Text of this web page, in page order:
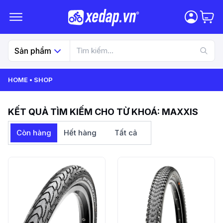
Sản phẩm
HOME SHOP
KẾT QUẢ TÌM KIẾM CHO TỪ KHOÁ: MAXXIS
Còn hàng Hết hàng Tất cả